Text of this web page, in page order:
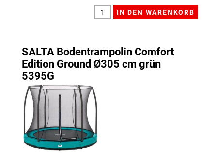
SALTA Bodentrampolin Comfort
Edition Ground Ø305 cm grün
5395G